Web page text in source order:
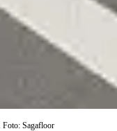
Foto: Sagafloor